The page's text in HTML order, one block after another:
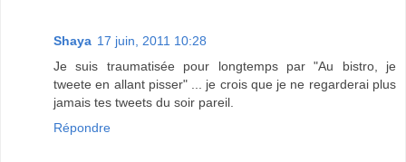
Shaya 17 juin, 2011 10:28
Je suis traumatisée pour longtemps par "Au bistro, je
tweete en allant pisser" ... je crois que je ne regarderai plus
jamais tes tweets du soir pareil.
Répondre